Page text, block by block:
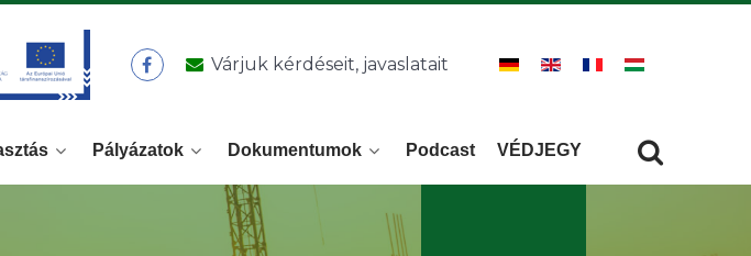
Várjuk kérdéseit, javaslatait
Pályázatok Dokumentumok Podcast VÉDJEGY